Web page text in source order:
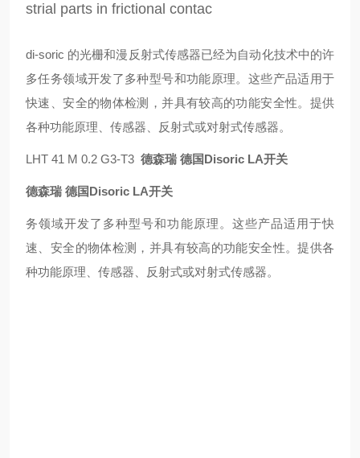
strial parts in frictional contac
di-soric 的光栅和漫反射式传感器已经为自动化技术中的许
多任务领域开发了多种型号和功能原理。这些产品适用于
快速、安全的物体检测，并具有较高的功能安全性。提供
各种功能原理、传感器、反射式或对射式传感器。
LHT 41 M 0.2 G3-T3 德森瑞 德国Disoric LA开关
德森瑞 德国Disoric LA开关
务领域开发了多种型号和功能原理。这些产品适用于快
速、安全的物体检测，并具有较高的功能安全性。提供各
种功能原理、传感器、反射式或对射式传感器。